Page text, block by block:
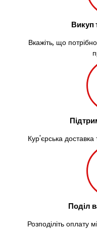
Викуп
Вкажіть, що
Кур'єрська
Поділ
Розподіліть оплату
Великий Омеляник
Верхнедніпровськ
Вільнянськ
Вишгород
Здолбунів